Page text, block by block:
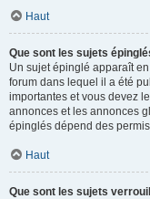
Haut
Que sont les sujets
Un sujet épinglé apparaît
forum dans lequel il a été
importantes et vous devez
annonces et les annonces
épinglés dépend des
Haut
Que sont les sujets